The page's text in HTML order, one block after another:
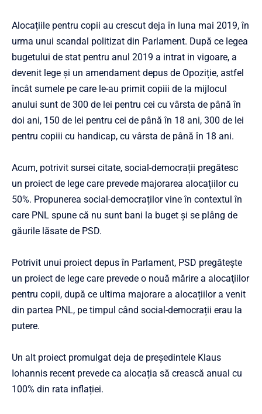
Alocațiile pentru copii au crescut deja în luna mai 2019, în
urma unui scandal politizat din Parlament. După ce legea
bugetului de stat pentru anul 2019 a intrat in vigoare, a
devenit lege și un amendament depus de Opoziție, astfel
încât sumele pe care le-au primit copiii de la mijlocul
anului sunt de 300 de lei pentru cei cu vârsta de până în
doi ani, 150 de lei pentru cei de până în 18 ani, 300 de lei
pentru copiii cu handicap, cu vârsta de până în 18 ani.
Acum, potrivit sursei citate, social-democrații pregătesc
un proiect de lege care prevede majorarea alocațiilor cu
50%. Propunerea social-democraților vine în contextul în
care PNL spune că nu sunt bani la buget și se plâng de
găurile lăsate de PSD.
Potrivit unui proiect depus în Parlament, PSD pregătește
un proiect de lege care prevede o nouă mărire a alocaţiilor
pentru copii, după ce ultima majorare a alocațiilor a venit
din partea PNL, pe timpul când social-democrații erau la
putere.
Un alt proiect promulgat deja de președintele Klaus
Iohannis recent prevede ca alocația să crească anual cu
100% din rata inflației.